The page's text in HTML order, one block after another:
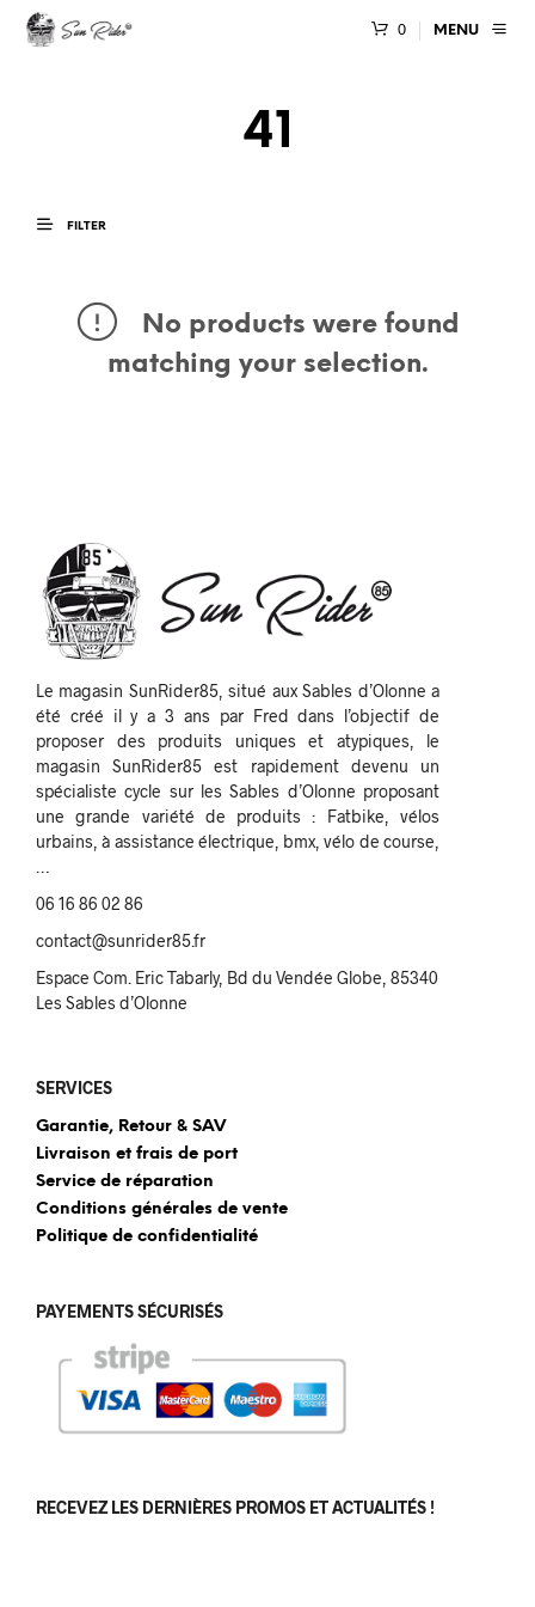
0 MENU
41
FILTER
No products were found
matching your selection.
Le magasin SunRider85, situé aux Sables d’Olonne a
été créé il y a 3 ans par Fred dans l’objectif de
proposer des produits uniques et atypiques, le
magasin SunRider85 est rapidement devenu un
spécialiste cycle sur les Sables d’Olonne proposant
une grande variété de produits : Fatbike, vélos
urbains, à assistance électrique, bmx, vélo de course,
06 16 86 02 86
contact@sunrider85.fr
Espace Com. Eric Tabarly, Bd du Vendée Globe, 85340
Les Sables d’Olonne
SERVICES
Garantie, Retour & SAV
Livraison et frais de port
Service de réparation
Conditions générales de vente
Politique de confidentialité
PAYEMENTS SÉCURISÉS
RECEVEZ LES DERNIÈRES PROMOS ET ACTUALITÉS !